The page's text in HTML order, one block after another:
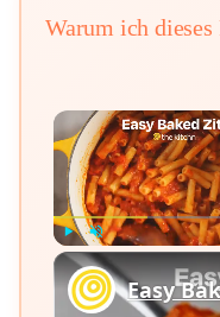
Warum ich dieses
Play Unmute
Easy